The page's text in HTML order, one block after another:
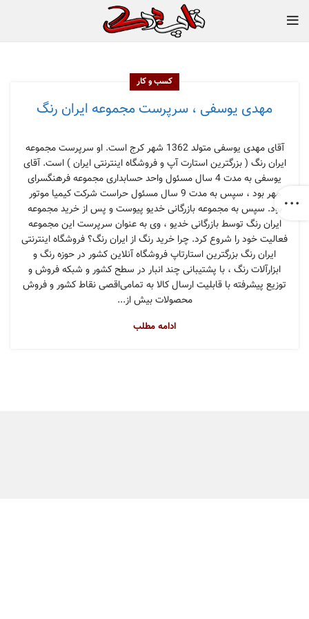
کسب و کار
مهدی یوسفی ، سرپرست مجموعه ایران رنگ
آقای مهدی یوسفی متولد 1362 شهر کرج است. او سرپرست مجموعه
ایران رنگ ( بزرگترین استارت آپ و فروشگاه اینترنتی ایران ) است. آقای
یوسفی به مدت 4 سال مسئول واحد حسابداری مجموعه فرهنگسرای
مهر بود ، سپس به مدت 9 سال مسئول حراست شرکت کیمیا موتور
بود. سپس به مجموعه بازرگانی خدیو پیوست و پس از خرید مجموعه
ایران رنگ توسط بازرگانی خدیو ، وی به عنوان سرپرست این مجموعه
فعالیت خود را شروع کرد. چرا خرید رنگ از ایران رنگ؟ فروشگاه اینترنتی
ایران رنگ بزرگترین استارتاپ فروشگاه آنلاین کشور در حوزه رنگ و
ابزارآلات رنگ ، با پشتیبانی چند انبار در سطح کشور و شبکه فروش و
توزیع پیشرفته با قابلیت ارسال کالا به تمامی‌اقصی نقاط کشور و فروش
محصولات بیش از...
ادامه مطلب